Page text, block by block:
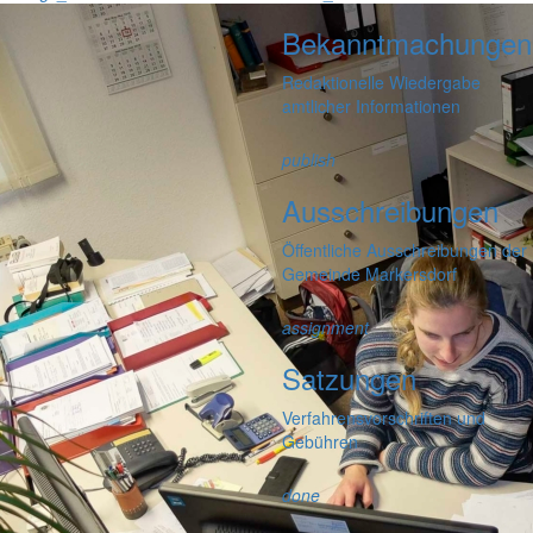
Bekanntmachungen
Redaktionelle Wiedergabe
amtlicher Informationen
publish
Ausschreibungen
Öffentliche Ausschreibungen der
Gemeinde Markersdorf
assignment
Satzungen
Verfahrensvorschriften und
Gebühren
done